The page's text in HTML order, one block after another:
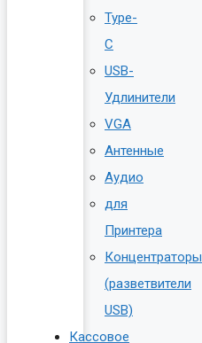
Type-
C
USB-
Удлинители
VGA
Антенные
Аудио
для
Принтера
Концентраторы
(разветвители
USB)
Кассовое